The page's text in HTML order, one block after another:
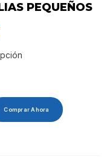
PEQUEÑOS
Comprar Ahora